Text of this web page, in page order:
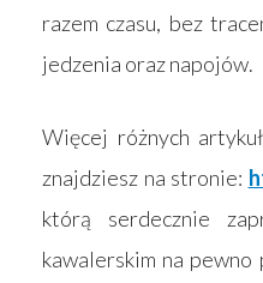
razem czasu, bez
jedzenia oraz napojów.
Więcej różnych
znajdziesz na stronie:
którą serdecznie
kawalerskim na pewno